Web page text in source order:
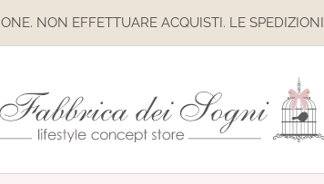
ACQUISTI. LE SPEDIZIONI SONO SOSPESE